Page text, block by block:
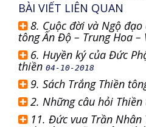
BÀI VIẾT LIÊN QUAN
8. Cuộc đời và Ngộ
tông Ấn Độ – Trung Hoa –
6. Huyền ký của Đức
thiền 04-10-2018
9. Sách Trắng Thiền
2. Những câu hỏi Thiền
11. Đức vua Trần Nhân